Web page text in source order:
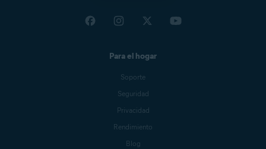
Para el hogar
Soporte
Seguridad
Privacidad
Rendimiento
Blog